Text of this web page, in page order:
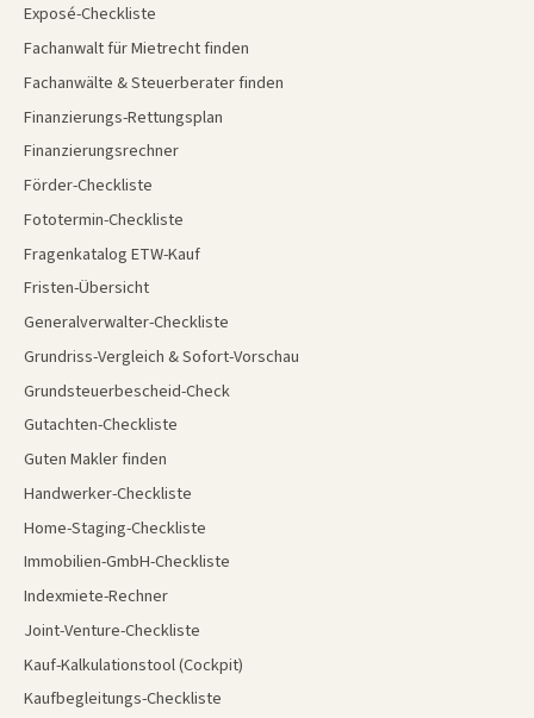
Exposé-Checkliste
Fachanwalt für Mietrecht finden
Fachanwälte & Steuerberater finden
Finanzierungs-Rettungsplan
Finanzierungsrechner
Förder-Checkliste
Fototermin-Checkliste
Fragenkatalog ETW-Kauf
Fristen-Übersicht
Generalverwalter-Checkliste
Grundriss-Vergleich & Sofort-Vorschau
Grundsteuerbescheid-Check
Gutachten-Checkliste
Guten Makler finden
Handwerker-Checkliste
Home-Staging-Checkliste
Immobilien-GmbH-Checkliste
Indexmiete-Rechner
Joint-Venture-Checkliste
Kauf-Kalkulationstool (Cockpit)
Kaufbegleitungs-Checkliste